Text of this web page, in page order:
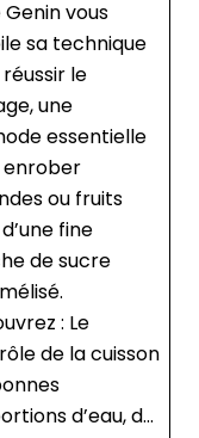
des
amandes
irrésistibles
moins de 20
! Ces
et
signées
Genin, sont
pour offrir
pour
un